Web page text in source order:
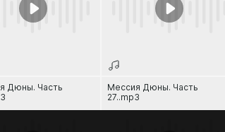
Дюны. Часть
Мессия Дюны. Часть
27..mp3